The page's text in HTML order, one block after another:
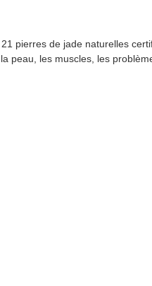
pierres de jade naturelles
peau, les muscles, les